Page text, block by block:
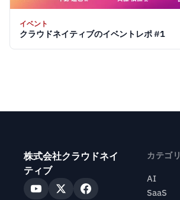
イベント
クラウドネイティブのイベントレポ #1
株式会社クラウドネイ
ティブ
カテゴリ
AI
SaaS